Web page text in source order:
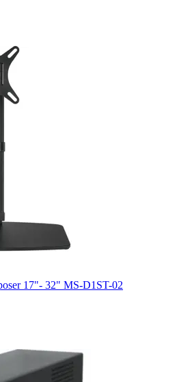
17"- 32" MS-D1ST-02